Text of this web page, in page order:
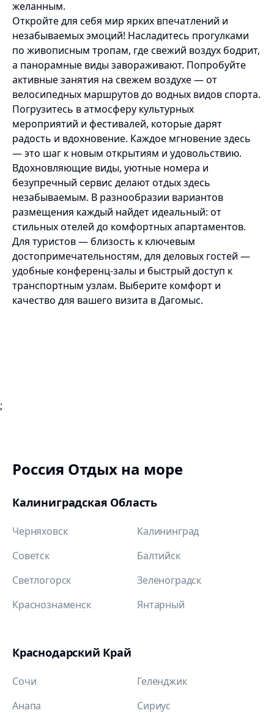
желанным.
Откройте для себя мир ярких впечатлений и
незабываемых эмоций! Насладитесь прогулками
по живописным тропам, где свежий воздух бодрит,
а панорамные виды завораживают. Попробуйте
активные занятия на свежем воздухе — от
велосипедных маршрутов до водных видов спорта.
Погрузитесь в атмосферу культурных
мероприятий и фестивалей, которые дарят
радость и вдохновение. Каждое мгновение здесь
— это шаг к новым открытиям и удовольствию.
Вдохновляющие виды, уютные номера и
безупречный сервис делают отдых здесь
незабываемым. В разнообразии вариантов
размещения каждый найдет идеальный: от
стильных отелей до комфортных апартаментов.
Для туристов — близость к ключевым
достопримечательностям, для деловых гостей —
удобные конференц-залы и быстрый доступ к
транспортным узлам. Выберите комфорт и
качество для вашего визита в Дагомыс.
;
Россия Отдых на море
Калиниградская Область
Черняховск
Калининград
Советск
Балтийск
Светлогорск
Зеленоградск
Краснознаменск
Янтарный
Краснодарский Край
Сочи
Геленджик
Анапа
Сириус